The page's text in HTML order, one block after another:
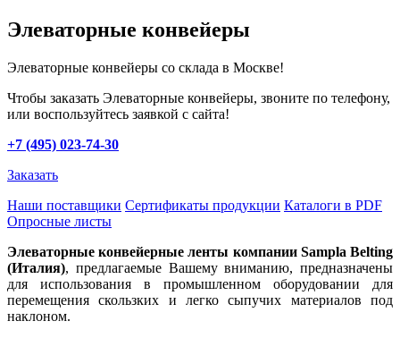
Элеваторные конвейеры
Элеваторные конвейеры со склада в Москве!
Чтобы заказать Элеваторные конвейеры, звоните по телефону,
или воспользуйтесь заявкой с сайта!
+7 (495) 023-74-30
Заказать
Наши поставщики Сертификаты продукции Каталоги в PDF
Опросные листы
Элеваторные конвейерные ленты компании Sampla Belting
(Италия), предлагаемые Вашему вниманию, предназначены
для использования в промышленном оборудовании для
перемещения скользких и легко сыпучих материалов под
наклоном.